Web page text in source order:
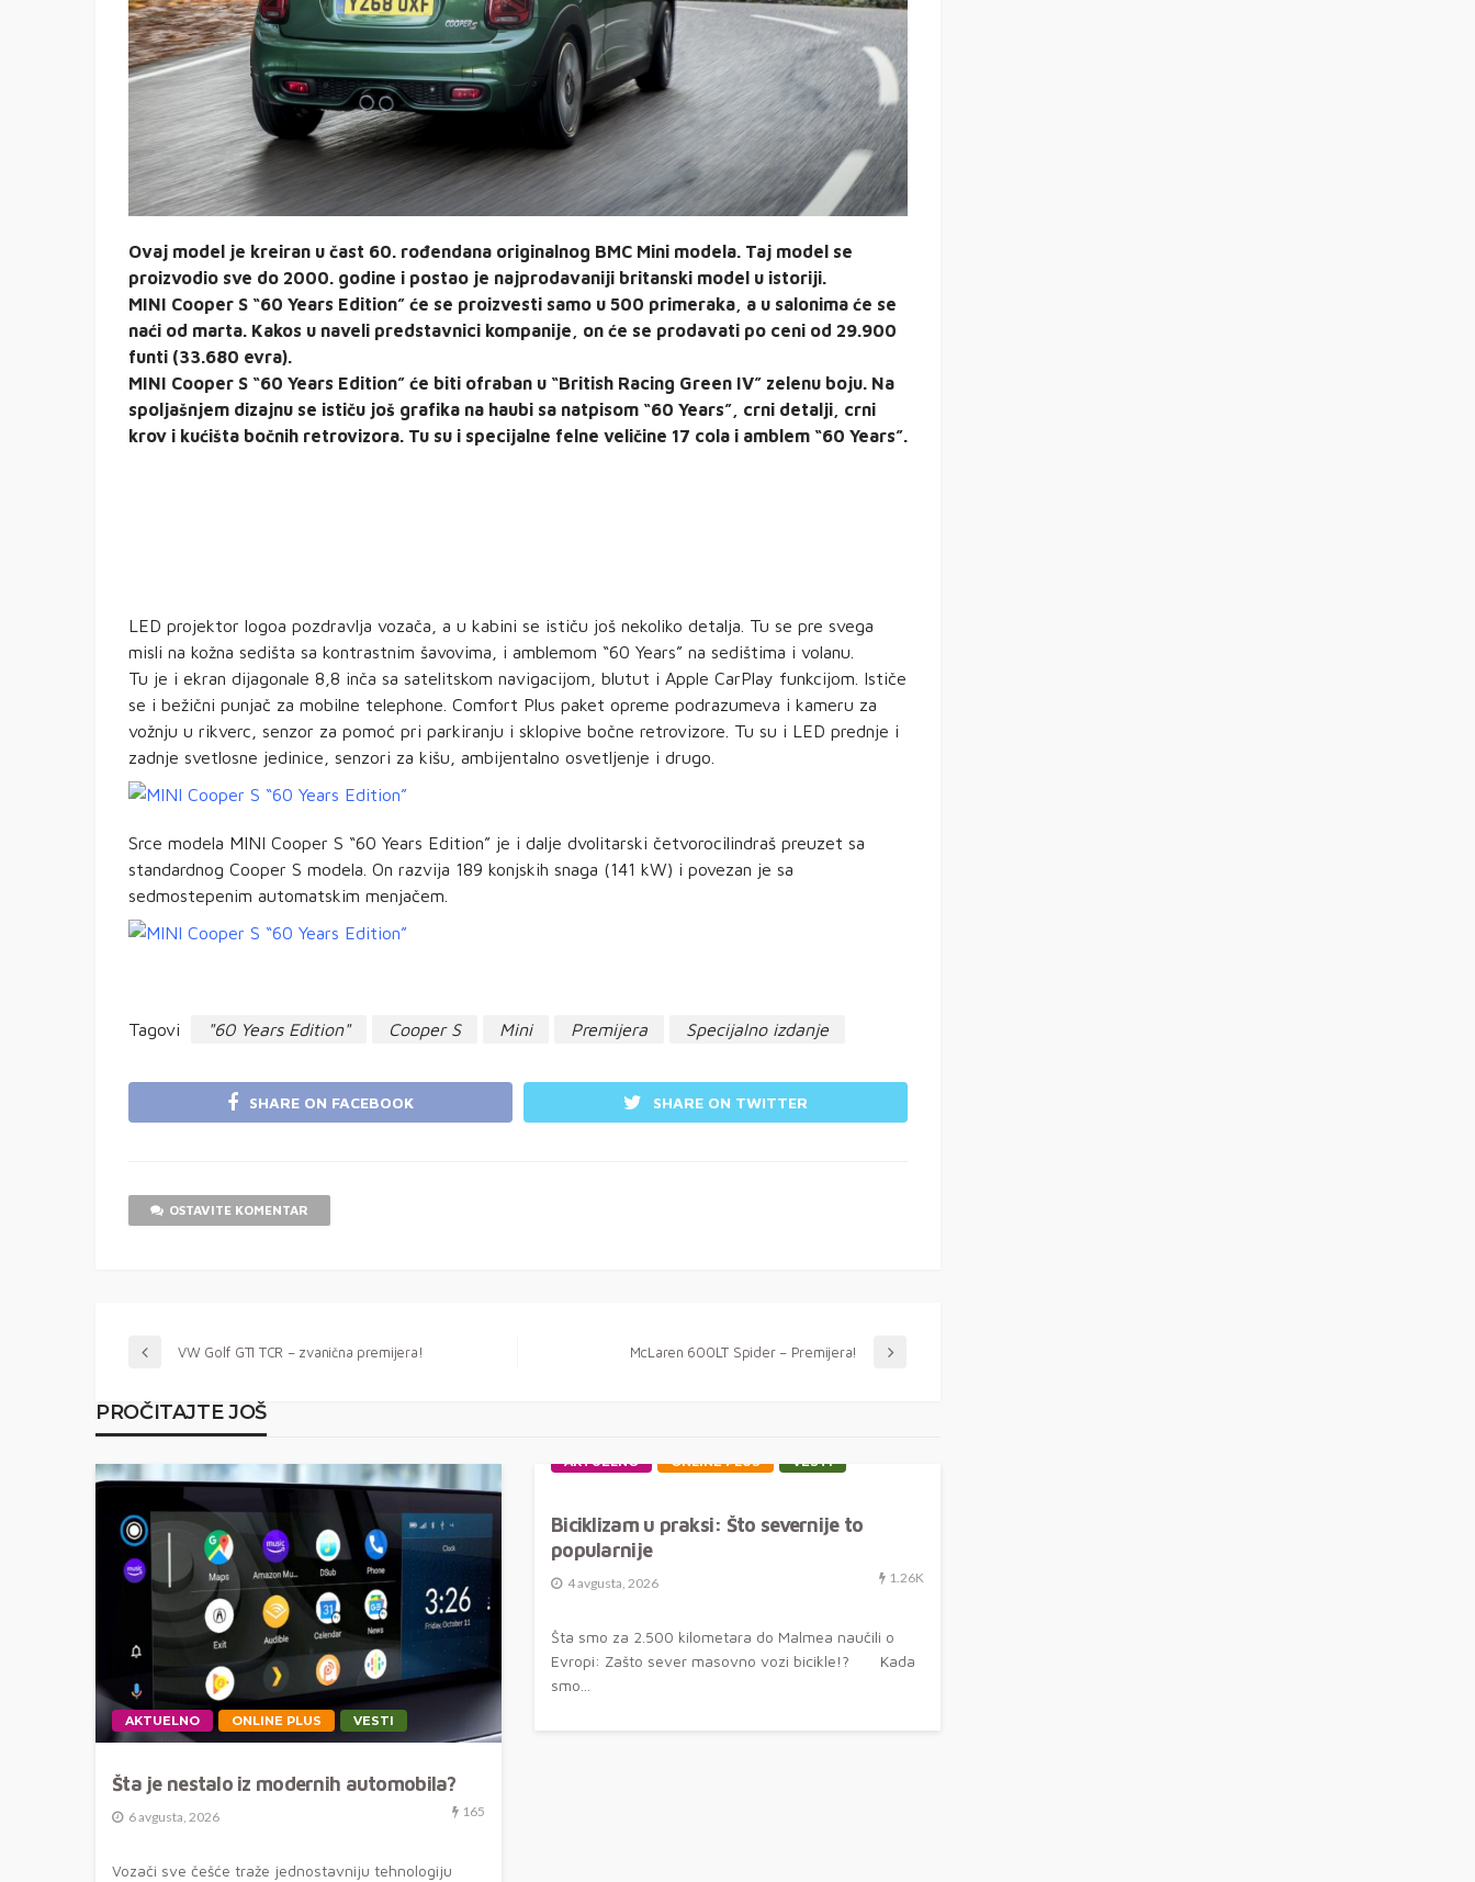
Ovaj model je kreiran u čast 60. rođendana originalnog BMC Mini modela. Taj model se
proizvodio sve do 2000. godine i postao je najprodavaniji britanski model u istoriji.
MINI Cooper S “60 Years Edition” će se proizvesti samo u 500 primeraka, a u salonima će se
naći od marta. Kakos u naveli predstavnici kompanije, on će se prodavati po ceni od 29.900
funti (33.680 evra).
MINI Cooper S “60 Years Edition” će biti ofraban u “British Racing Green IV” zelenu boju. Na
spoljašnjem dizajnu se ističu još grafika na haubi sa natpisom “60 Years”, crni detalji, crni
krov i kućišta bočnih retrovizora. Tu su i specijalne felne veličine 17 cola i amblem “60 Years”.
LED projektor logoa pozdravlja vozača, a u kabini se ističu još nekoliko detalja. Tu se pre svega
misli na kožna sedišta sa kontrastnim šavovima, i amblemom “60 Years” na sedištima i volanu.
Tu je i ekran dijagonale 8,8 inča sa satelitskom navigacijom, blutut i Apple CarPlay funkcijom. Ističe
se i bežični punjač za mobilne telephone. Comfort Plus paket opreme podrazumeva i kameru za
vožnju u rikverc, senzor za pomoć pri parkiranju i sklopive bočne retrovizore. Tu su i LED prednje i
zadnje svetlosne jedinice, senzori za kišu, ambijentalno osvetljenje i drugo.
Srce modela MINI Cooper S “60 Years Edition” je i dalje dvolitarski četvorocilindraš preuzet sa
standardnog Cooper S modela. On razvija 189 konjskih snaga (141 kW) i povezan je sa
sedmostepenim automatskim menjačem.
Tagovi "60 Years Edition" Cooper S Mini Premijera Specijalno izdanje
SHARE ON FACEBOOK SHARE ON TWITTER
OSTAVITE KOMENTAR
VW Golf GTI TCR – zvanična premijera! McLaren 600LT Spider – Premijera!
PROČITAJTE JOŠ
AKTUELNO ONLINE PLUS VESTI
Šta je nestalo iz modernih automobila?
6 avgusta, 2026 165
Vozači sve češće traže jednostavniju tehnologiju
AKTUELNO ONLINE PLUS VESTI
Biciklizam u praksi: Što severnije to
popularnije
4 avgusta, 2026 1.26K
Šta smo za 2.500 kilometara do Malmea naučili o
Evropi: Zašto sever masovno vozi bicikle!? Kada
smo...